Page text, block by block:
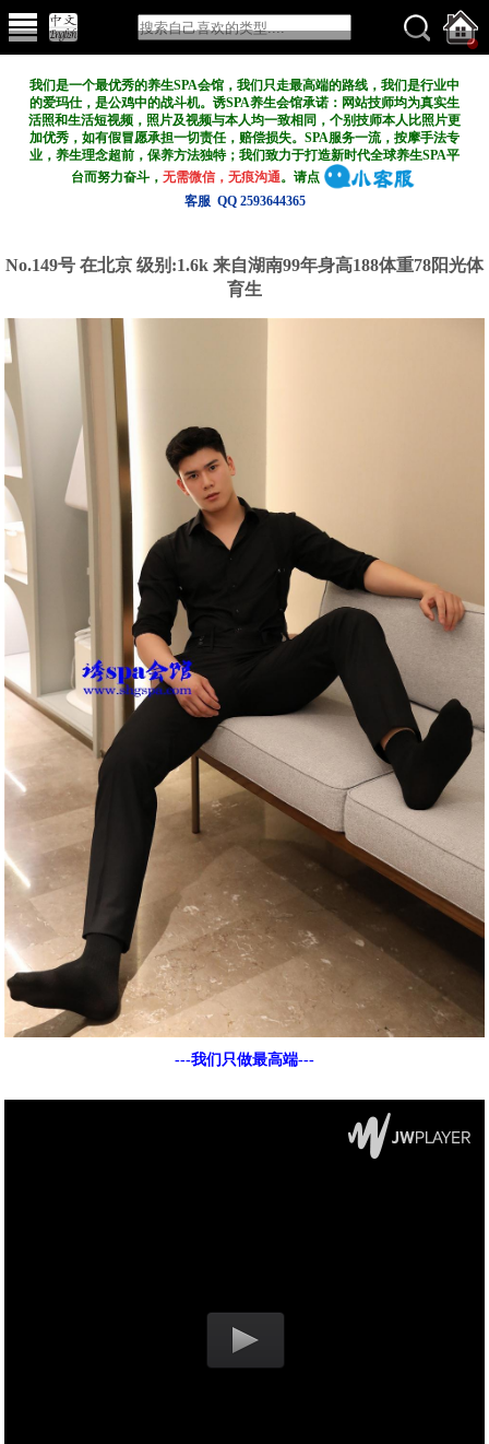
我们是一个最优秀的养生SPA会馆，我们只走最高端的路线，我们是行业中
的爱玛仕，是公鸡中的战斗机。诱SPA养生会馆承诺：网站技师均为真实生
活照和生活短视频，照片及视频与本人均一致相同，个别技师本人比照片更
加优秀，如有假冒愿承担一切责任，赔偿损失。SPA服务一流，按摩手法专
业，养生理念超前，保养方法独特；我们致力于打造新时代全球养生SPA平
台而努力奋斗，无需微信，无痕沟通。请点
客服 QQ 2593644365
No.149号 在北京 级别:1.6k 来自湖南99年身高188体重78阳光体
育生
---我们只做最高端---